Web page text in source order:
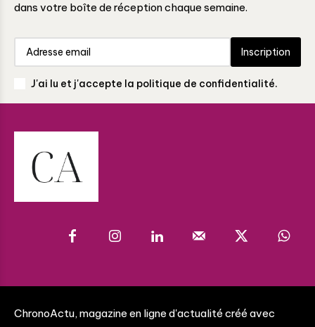
dans votre boîte de réception chaque semaine.
Inscription
J'ai lu et j'accepte la politique de confidentialité.
ChronoActu, magazine en ligne d'actualité créé avec